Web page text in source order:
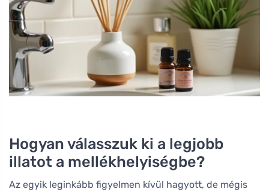
Hogyan válasszuk ki a legjobb
illatot a mellékhelyiségbe?
Az egyik leginkább figyelmen kívül hagyott, de mégis